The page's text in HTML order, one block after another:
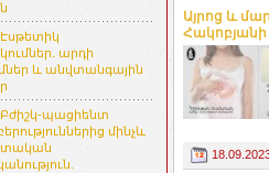
արդի
և անվտանգային
պացիենտ
մինչև
Այրոց և
Հակոբյանի